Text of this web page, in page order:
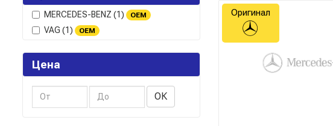
MERCEDES-BENZ (1) OEM
VAG (1) OEM
Цена
ОК
Оригинал